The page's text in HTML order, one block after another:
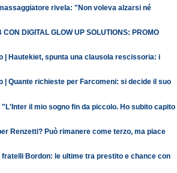
rivela: "Non voleva alzarsi né
CON DIGITAL GLOW UP SOLUTIONS: PROMO
| Hautekiet, spunta una clausola rescissoria: i
| Quante richieste per Farcomeni: si decide il suo
il mio sogno fin da piccolo. Ho subito capito
Renzetti? Può rimanere come terzo, ma piace
fratelli Bordon: le ultime tra prestito e chance con